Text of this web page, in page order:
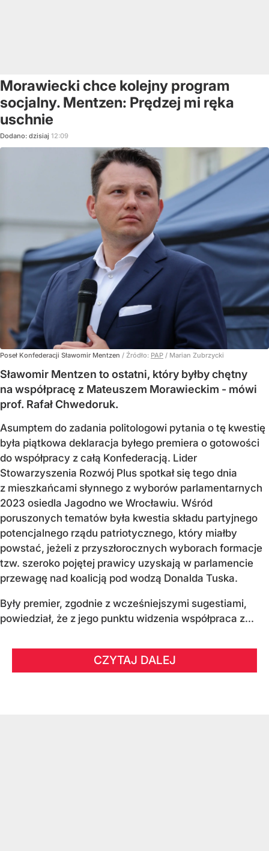
Morawiecki chce kolejny program
socjalny. Mentzen: Prędzej mi ręka
uschnie
Dodano: dzisiaj 12:09
Poseł Konfederacji Sławomir Mentzen / Źródło: PAP / Marian Zubrzycki
Sławomir Mentzen to ostatni, który byłby chętny
na współpracę z Mateuszem Morawieckim - mówi
prof. Rafał Chwedoruk.
Asumptem do zadania politologowi pytania o tę kwestię
była piątkowa deklaracja byłego premiera o gotowości
do współpracy z całą Konfederacją. Lider
Stowarzyszenia Rozwój Plus spotkał się tego dnia
z mieszkańcami słynnego z wyborów parlamentarnych
2023 osiedla Jagodno we Wrocławiu. Wśród
poruszonych tematów była kwestia składu partyjnego
potencjalnego rządu patriotycznego, który miałby
powstać, jeżeli z przyszłorocznych wyborach formacje
tzw. szeroko pojętej prawicy uzyskają w parlamencie
przewagę nad koalicją pod wodzą Donalda Tuska.
Były premier, zgodnie z wcześniejszymi sugestiami,
powiedział, że z jego punktu widzenia współpraca z...
CZYTAJ DALEJ